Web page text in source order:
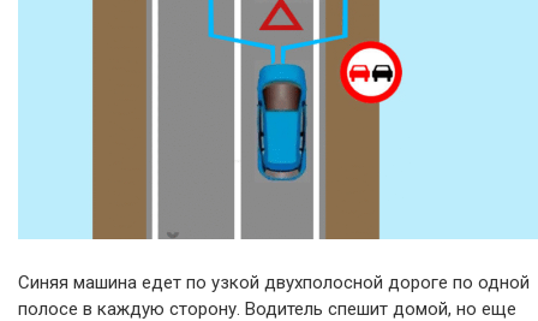
Синяя машина едет по узкой двухполосной дороге по одной
полосе в каждую сторону. Водитель спешит домой, но еще